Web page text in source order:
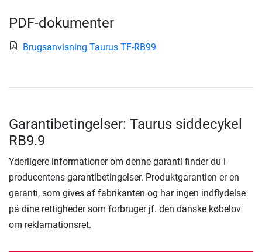
PDF-dokumenter
Brugsanvisning Taurus TF-RB99
Garantibetingelser: Taurus siddecykel
RB9.9
Yderligere informationer om denne garanti finder du i
producentens garantibetingelser. Produktgarantien er en
garanti, som gives af fabrikanten og har ingen indflydelse
på dine rettigheder som forbruger jf. den danske købelov
om reklamationsret.